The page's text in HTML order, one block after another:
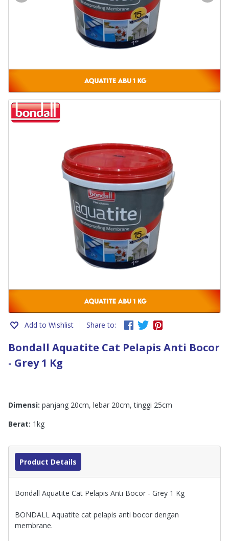
Add to Wishlist Share to:
Bondall Aquatite Cat Pelapis Anti Bocor
- Grey 1 Kg
Dimensi: panjang 20cm, lebar 20cm, tinggi 25cm
Berat: 1kg
Product Details
Bondall Aquatite Cat Pelapis Anti Bocor - Grey 1 Kg
BONDALL Aquatite cat pelapis anti bocor dengan
membrane.
Hobbies
Houseware